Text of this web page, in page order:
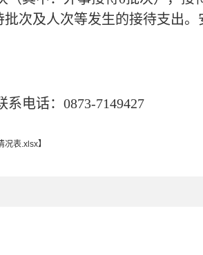
次及人次等发生的接待支出
系电话：0873-7149427
况表.xlsx】